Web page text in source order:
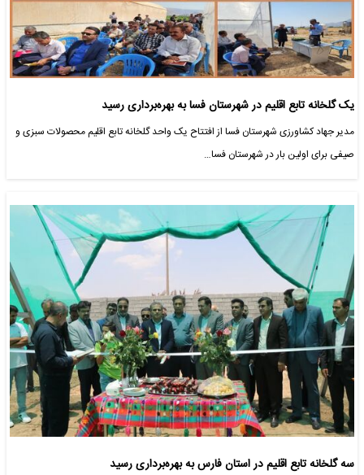
یک گلخانه تابع اقلیم در شهرستان فسا به بهره‌برداری رسید
مدیر جهاد کشاورزی شهرستان فسا از افتتاح یک واحد گلخانه تابع اقلیم محصولات سبزی و
صیفی برای اولین بار در شهرستان فسا…
سه گلخانه تابع اقلیم در استان فارس به بهره‌برداری رسید